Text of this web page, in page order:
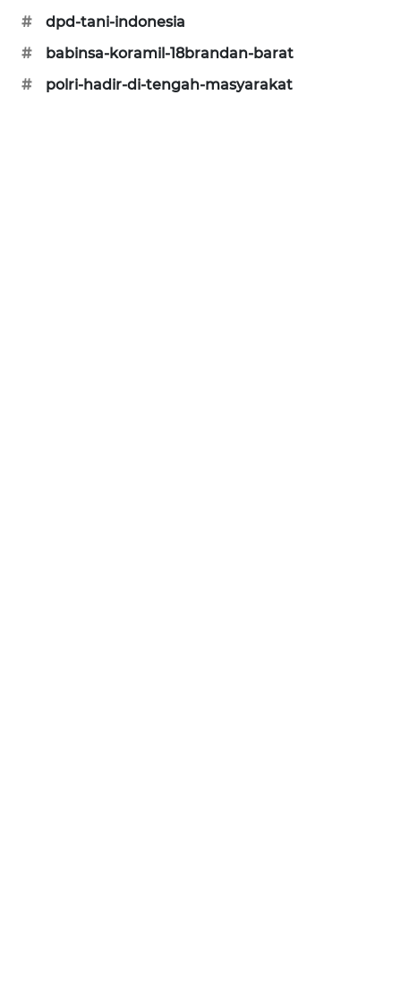
#
dpd-tani-indonesia
#
babinsa-koramil-18brandan-barat
#
polri-hadir-di-tengah-masyarakat
PERAPKI
NEWS
SONYA